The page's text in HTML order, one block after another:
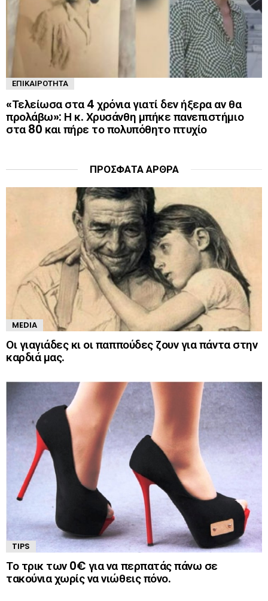
ΕΠΙΚΑΙΡΌΤΗΤΑ
«Τελείωσα στα 4 χρόνια γιατί δεν ήξερα αν θα
προλάβω»: Η κ. Χρυσάνθη μπήκε πανεπιστήμιο
στα 80 και πήρε το πολυπόθητο πτυχίο
ΠΡΌΣΦΑΤΑ ΆΡΘΡΑ
MEDIA
Οι γιαγιάδες κι οι παππούδες ζουν για πάντα στην
καρδιά μας.
TIPS
Το τρικ των 0€ για να περπατάς πάνω σε
τακούνια χωρίς να νιώθεις πόνο.